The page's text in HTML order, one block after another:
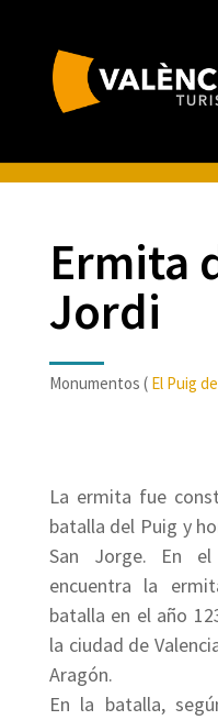
Ermita
Jordi
Monumentos ( El Puig
La ermita fue
batalla del Puig y
San Jorge. En
encuentra la
batalla en el año
la ciudad de
Aragón.
En la batalla,